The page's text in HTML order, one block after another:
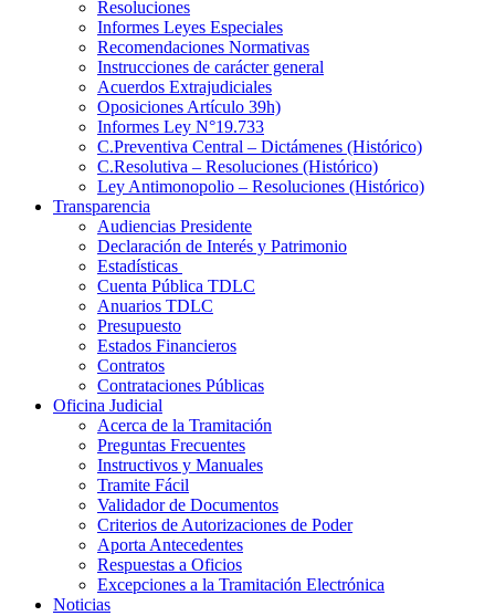
Resoluciones
Informes Leyes Especiales
Recomendaciones Normativas
Instrucciones de carácter general
Acuerdos Extrajudiciales
Oposiciones Artículo 39h)
Informes Ley N°19.733
C.Preventiva Central – Dictámenes (Histórico)
C.Resolutiva – Resoluciones (Histórico)
Ley Antimonopolio – Resoluciones (Histórico)
Transparencia
Audiencias Presidente
Declaración de Interés y Patrimonio
Estadísticas
Cuenta Pública TDLC
Anuarios TDLC
Presupuesto
Estados Financieros
Contratos
Contrataciones Públicas
Oficina Judicial
Acerca de la Tramitación
Preguntas Frecuentes
Instructivos y Manuales
Tramite Fácil
Validador de Documentos
Criterios de Autorizaciones de Poder
Aporta Antecedentes
Respuestas a Oficios
Excepciones a la Tramitación Electrónica
Noticias